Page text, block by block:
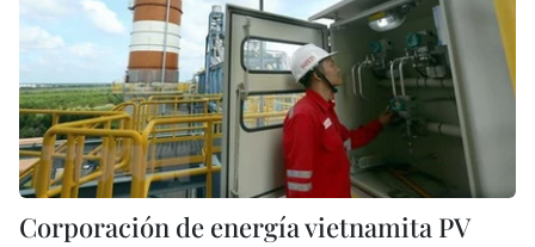
Corporación de energía vietnamita PV